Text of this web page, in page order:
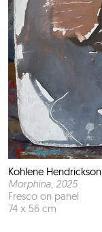
Kohlene Hendrickson
Morphina, 2025
Fresco on panel
74 x 56 cm